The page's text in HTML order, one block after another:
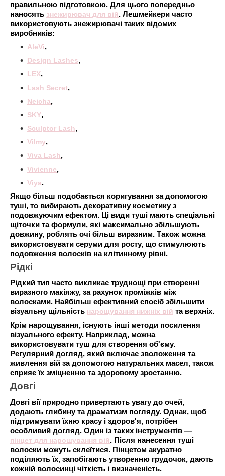
правильною підготовкою. Для цього попередньо
наносять знежирювач для вій. Лешмейкери часто
використовують знежирювачі таких відомих
виробників:
AleVi,
Design Lashes,
LEX,
Lash Secret,
Neicha,
SKY,
Sculptor Lash,
Vilmy,
Viva Lash,
Vivienne,
Viya.
Якщо більш подобається коригування за допомогою
туші, то вибирають декоративну косметику з
подовжуючим ефектом. Ці види туші мають спеціальні
щіточки та формули, які максимально збільшують
довжину, роблять очі більш виразним. Також можна
використовувати серуми для росту, що стимулюють
подовження волосків на клітинному рівні.
Рідкі
Рідкий тип часто викликає труднощі при створенні
виразного макіяжу, за рахунок проміжків між
волосками. Найбільш ефективний спосіб збільшити
візуальну щільність нарощування нижніх вій та верхніх.
Крім нарощування, існують інші методи посилення
візуального ефекту. Наприклад, можна
використовувати туш для створення об'єму.
Регулярний догляд, який включає зволоження та
живлення вій за допомогою натуральних масел, також
сприяє їх зміцненню та здоровому зростанню.
Довгі
Довгі вії природно привертають увагу до очей,
додають глибину та драматизм погляду. Однак, щоб
підтримувати їхню красу і здоров'я, потрібен
особливий догляд. Один із таких інструментів —
пінцет для нарощування вій. Після нанесення туші
волоски можуть склеїтися. Пінцетом акуратно
поділяють їх, запобігають утворенню грудочок, дають
кожній волосинці чіткість і визначеність.